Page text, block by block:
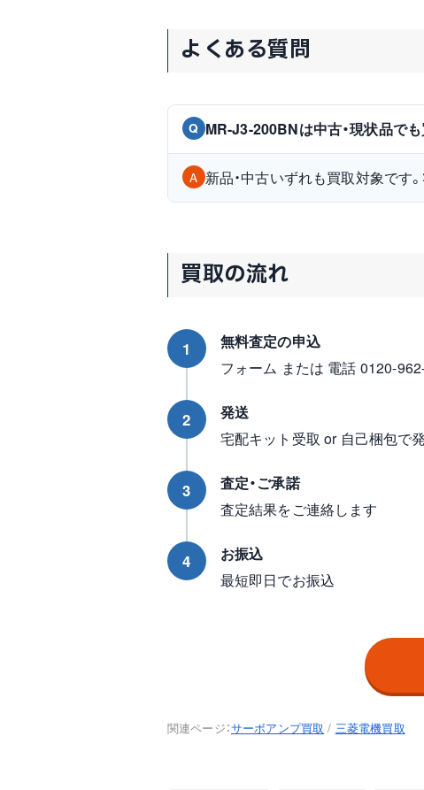
よくある質問
Q MR-J3-200BNは中古・現状品で
A 新品・中古いずれも買取対象です
買取の流れ
1
無料査定の申込
フォーム または 電話 0120-
2
発送
宅配キット受取 or 自己梱包で
3
査定・ご承諾
査定結果をご連絡します
4
お振込
最短即日でお振込
関連ページ：サーボアンプ買取 / 三菱電機買取